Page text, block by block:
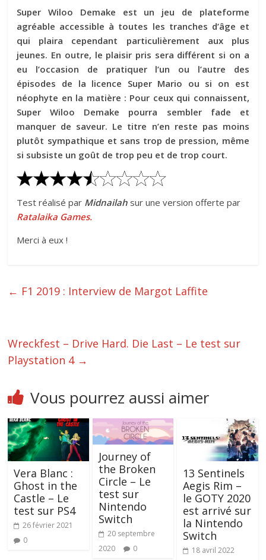
Super Wiloo Demake est un jeu de plateforme
agréable accessible à toutes les tranches d’âge et
qui plaira cependant particulièrement aux plus
jeunes. En outre, le plaisir pris sera différent si on a
eu l’occasion de pratiquer l’un ou l’autre des
épisodes de la licence Super Mario ou si on est
néophyte en la matière : Pour ceux qui connaissent,
Super Wiloo Demake pourra sembler fade et
manquer de saveur. Le titre n’en reste pas moins
plutôt sympathique et sans trop de pression, même
si subsiste un goût de trop peu et de trop court.
Test réalisé par Midnailahsur une version offerte par
Ratalaika Games.
Merci à eux !
← F1 2019 : Interview de Margot Laffite
Wreckfest – Drive Hard. Die Last – Le test sur
Playstation 4 →
Vous pourrez aussi aimer
Vera Blanc :
Ghost in the
Castle – Le
test sur PS4
26 février 2021
0
Journey of
the Broken
Circle – Le
test sur
Nintendo
Switch
20 septembre
2020
0
13 Sentinels
Aegis Rim –
le GOTY 2020
est arrivé sur
la Nintendo
Switch
18 avril 2022